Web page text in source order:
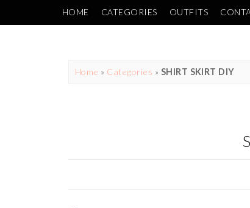
HOME CATEGORIES OUTFITS
Home » Categories » SHIRT SKIRT DIY